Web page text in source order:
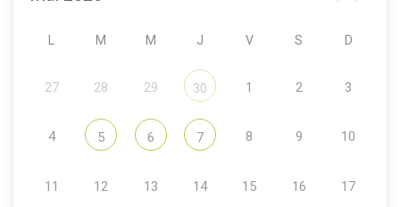
M M J V S D
27 28 29 30 1 2 3
4 5 6 7 8 9 10
11 12 13 14 15 16 17